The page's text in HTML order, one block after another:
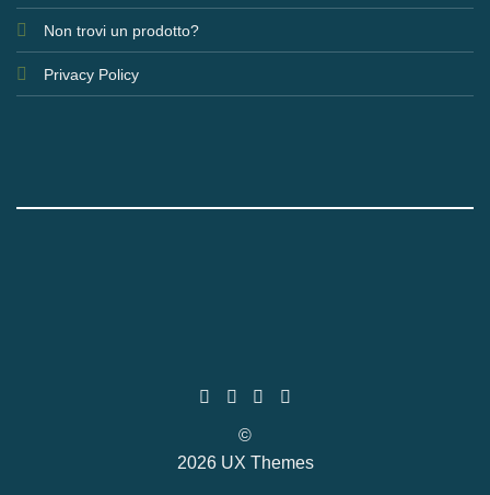
Non trovi un prodotto?
Privacy Policy
©
2026 UX Themes